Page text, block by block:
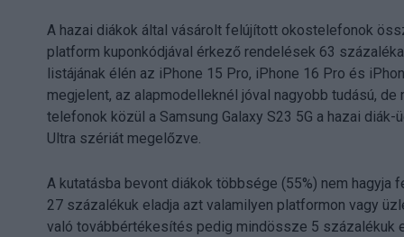
A hazai diákok által vásárolt felújított okostelefonok
platform kuponkódjával érkező rendelések 63
listájának élén az iPhone 15 Pro, iPhone 16 Pro és
megjelent, az alapmodelleknél jóval nagyobb tudású,
telefonok közül a Samsung Galaxy S23 5G a hazai
Ultra szériát megelőzve.
A kutatásba bevont diákok többsége (55%) nem
27 százalékuk eladja azt valamilyen platformon vagy
való továbbértékesítés pedig mindössze 5 százalékuk